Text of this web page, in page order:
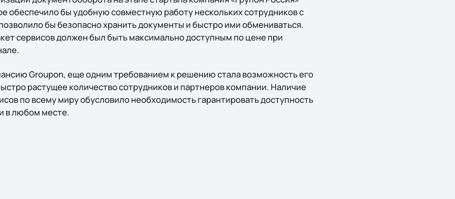
обеспечило бы удобную совместную работу нескольких сотрудников с
бы безопасно хранить документы и быстро ими обмениваться.
сервисов должен был быть максимально доступным по цене при
Groupon, еще одним требованием к решению стала возможность его
растущее количество сотрудников и партнеров компании. Наличие
по всему миру обусловило необходимость гарантировать доступность
в любом месте.